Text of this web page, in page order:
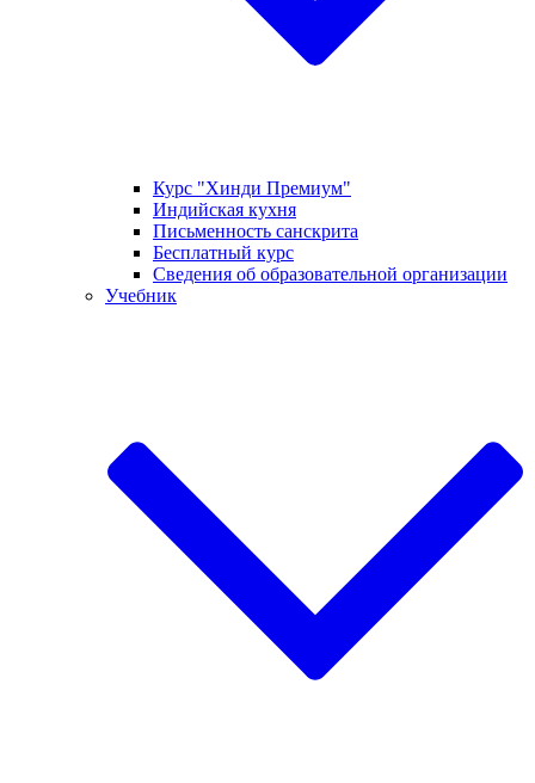
Курс "Хинди Премиум"
Индийская кухня
Письменность санскрита
Бесплатный курс
Сведения об образовательной организации
Учебник